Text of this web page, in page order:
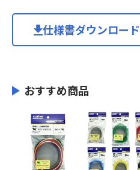
仕様書ダウンロード
おすすめ商品